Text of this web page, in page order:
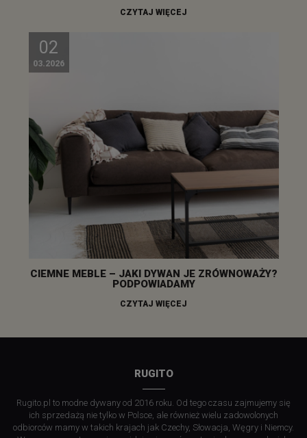
CZYTAJ WIĘCEJ
02
03.2026
CIEMNE MEBLE – JAKI DYWAN JE ZRÓWNOWAŻY?
PODPOWIADAMY
CZYTAJ WIĘCEJ
RUGITO
Rugito.pl to modne dywany od 2016 roku. Od tego czasu zajmujemy się
ich sprzedażą nie tylko w Polsce, ale również wielu zadowolonych
odbiorców mamy w takich krajach jak Czechy, Słowacja, Węgry i Niemcy.